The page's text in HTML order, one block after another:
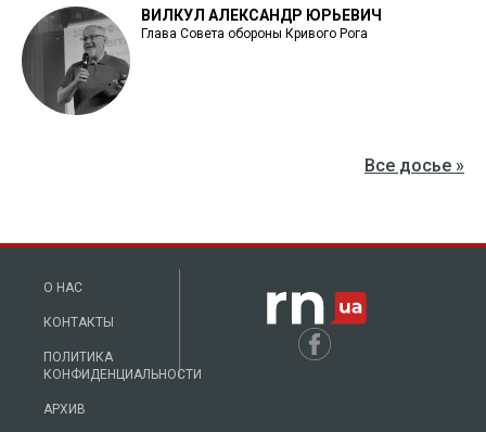
ВИЛКУЛ АЛЕКСАНДР ЮРЬЕВИЧ
Глава Совета обороны Кривого Рога
Все досье »
О НАС
КОНТАКТЫ
ПОЛИТИКА
КОНФИДЕНЦИАЛЬНОСТИ
АРХИВ